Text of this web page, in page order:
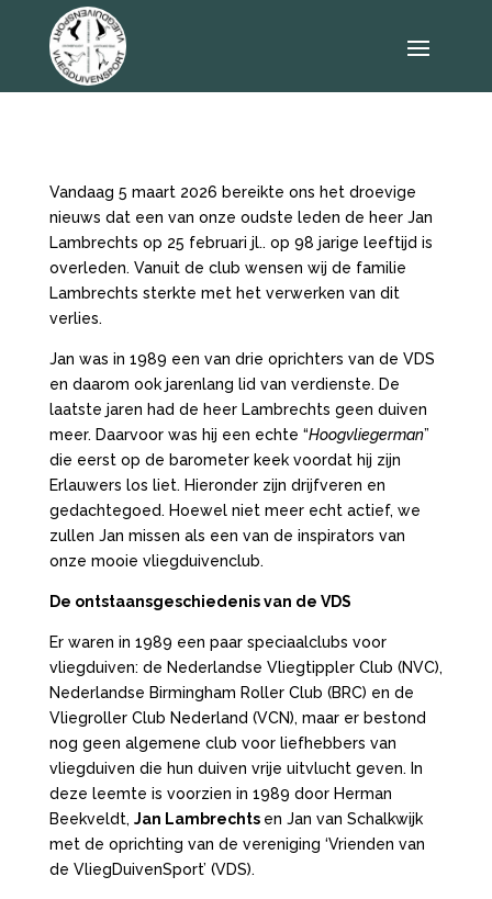
Vandaag 5 maart 2026 bereikte ons het droevige
nieuws dat een van onze oudste leden de heer Jan
Lambrechts op 25 februari jl.. op 98 jarige leeftijd is
overleden. Vanuit de club wensen wij de familie
Lambrechts sterkte met het verwerken van dit
verlies.
Jan was in 1989 een van drie oprichters van de VDS
en daarom ook jarenlang lid van verdienste. De
laatste jaren had de heer Lambrechts geen duiven
meer. Daarvoor was hij een echte “Hoogvliegerman”
die eerst op de barometer keek voordat hij zijn
Erlauwers los liet. Hieronder zijn drijfveren en
gedachtegoed. Hoewel niet meer echt actief, we
zullen Jan missen als een van de inspirators van
onze mooie vliegduivenclub.
De ontstaansgeschiedenis van de VDS
Er waren in 1989 een paar speciaalclubs voor
vliegduiven: de Nederlandse Vliegtippler Club (NVC),
Nederlandse Birmingham Roller Club (BRC) en de
Vliegroller Club Nederland (VCN), maar er bestond
nog geen algemene club voor liefhebbers van
vliegduiven die hun duiven vrije uitvlucht geven. In
deze leemte is voorzien in 1989 door Herman
Beekveldt, Jan Lambrechts en Jan van Schalkwijk
met de oprichting van de vereniging ‘Vrienden van
de VliegDuivenSport’ (VDS).